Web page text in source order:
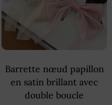
Barrette nœud papillon
en satin brillant avec
double boucle